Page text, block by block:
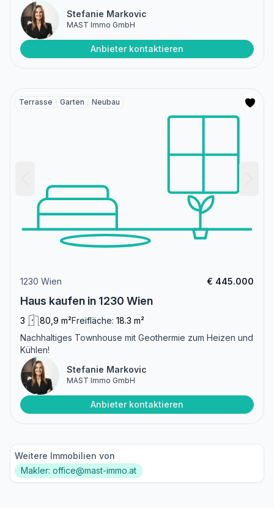
Stefanie Markovic
MAST Immo GmbH
Anbieter kontaktieren
Terrasse Garten Neubau
1230 Wien € 445.000
Haus kaufen in 1230 Wien
3 80,9 m²Freifläche: 18.3 m²
Nachhaltiges Townhouse mit Geothermie zum Heizen und
Kühlen!
Stefanie Markovic
MAST Immo GmbH
Anbieter kontaktieren
Weitere Immobilien von
Makler: office@mast-immo.at